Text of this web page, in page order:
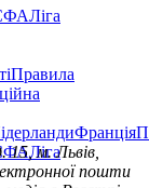
Ліга
Правила
Франція
Ліга
15, м. Львів,
пошти